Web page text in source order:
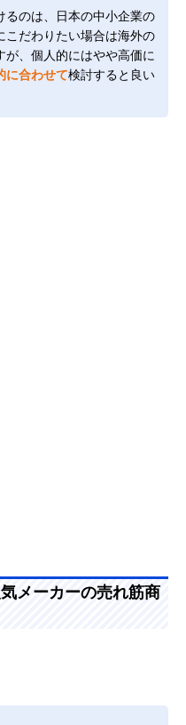
るのは、日本の中小企業の
こだわりたい場合は海外の
、個人的にはやや高価に
に合わせて検討すると良い
メーカーの売れ筋商